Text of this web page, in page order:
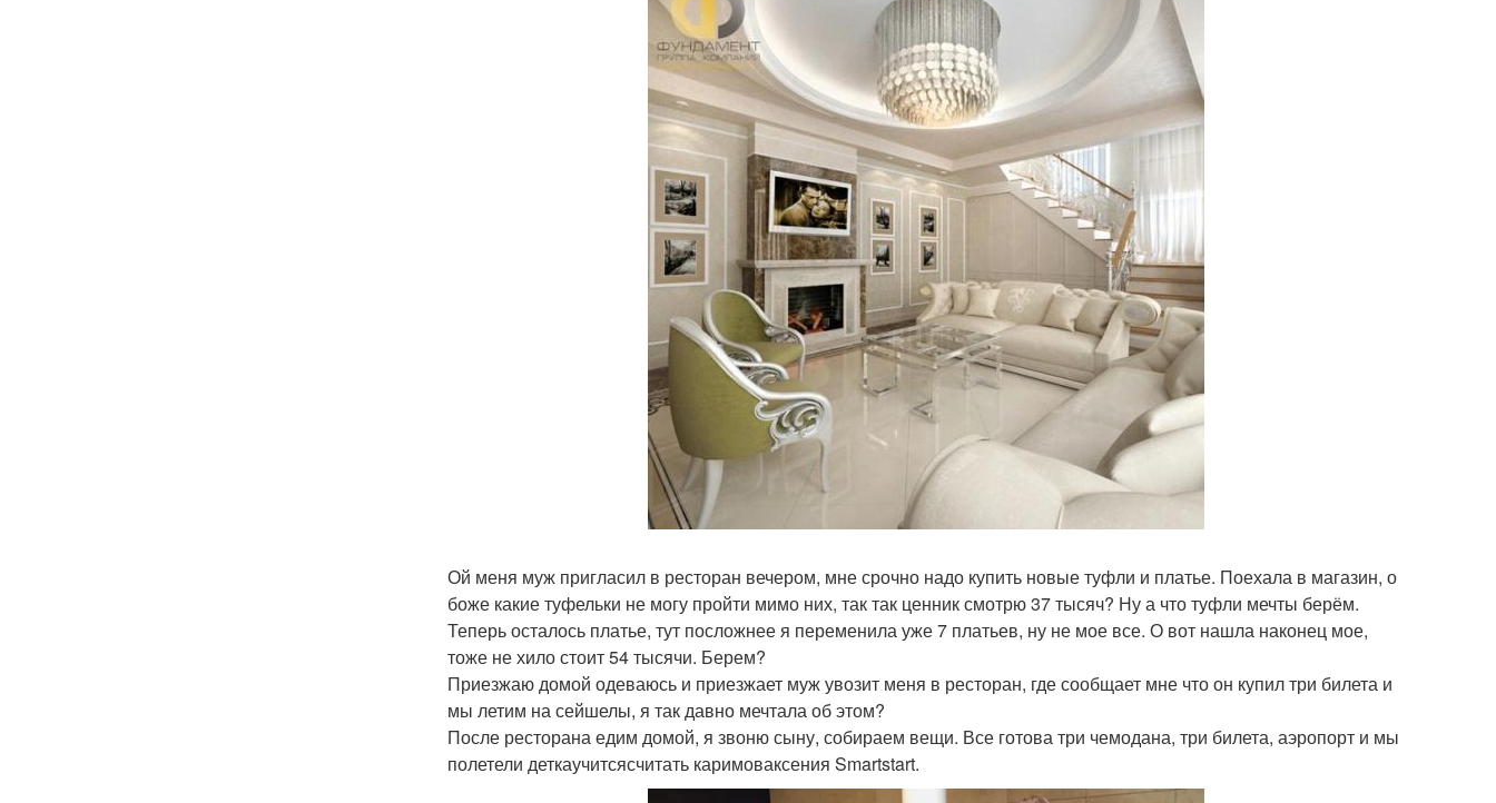
Ой меня муж пригласил в ресторан вечером, мне срочно надо купить новые туфли и платье. Поехала в магазин, о
боже какие туфельки не могу пройти мимо них, так так ценник смотрю 37 тысяч? Ну а что туфли мечты берём.
Теперь осталось платье, тут посложнее я переменила уже 7 платьев, ну не мое все. О вот нашла наконец мое,
тоже не хило стоит 54 тысячи. Берем?
Приезжаю домой одеваюсь и приезжает муж увозит меня в ресторан, где сообщает мне что он купил три билета и
мы летим на сейшелы, я так давно мечтала об этом?
После ресторана едим домой, я звоню сыну, собираем вещи. Все готова три чемодана, три билета, аэропорт и мы
полетели деткаучитсясчитать каримоваксения Smartstart.